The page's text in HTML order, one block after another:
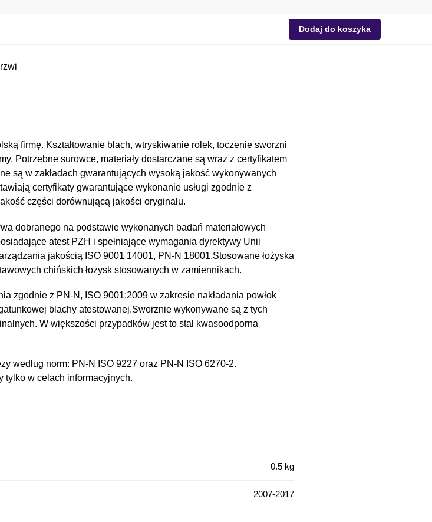
Dodaj do koszyka
firmę. Kształtowanie blach, wtryskiwanie rolek, toczenie sworzni
Potrzebne surowce, materiały dostarczane są wraz z certyfikatem
są w zakładach gwarantujących wysoką jakość wykonywanych
certyfikaty gwarantujące wykonanie usługi zgodnie z
części dorównującą jakości oryginału.
dobranego na podstawie wykonanych badań materiałowych
atest PZH i spełniające wymagania dyrektywy Unii
jakością ISO 9001 14001, PN-N 18001.Stosowane łożyska
chińskich łożysk stosowanych w zamiennikach.
zgodnie z PN-N, ISO 9001:2009 w zakresie nakładania powłok
blachy atestowanej.Sworznie wykonywane są z tych
W większości przypadków jest to stal kwasoodporna
według norm: PN-N ISO 9227 oraz PN-N ISO 6270-2.
tylko w celach informacyjnych.
0.5 kg
2007-2017